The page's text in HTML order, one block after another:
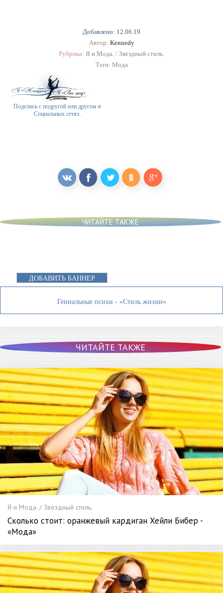
Добавлено: 12.06.19
Автор: Kennedy
Рубрика: Я и Мода. / Звездный стиль.
Теги: Мода
Поделись с подругой или другом в
Социальных сетях.
ЧИТАЙТЕ ТАКЖЕ
ДОБАВИТЬ БАННЕР
Гениальные психи - «Стиль жизни»
ЧИТАЙТЕ ТАКЖЕ
Я и Мода. / Звездный стиль.
Сколько стоит: оранжевый кардиган Хейли Бибер -
«Мода»